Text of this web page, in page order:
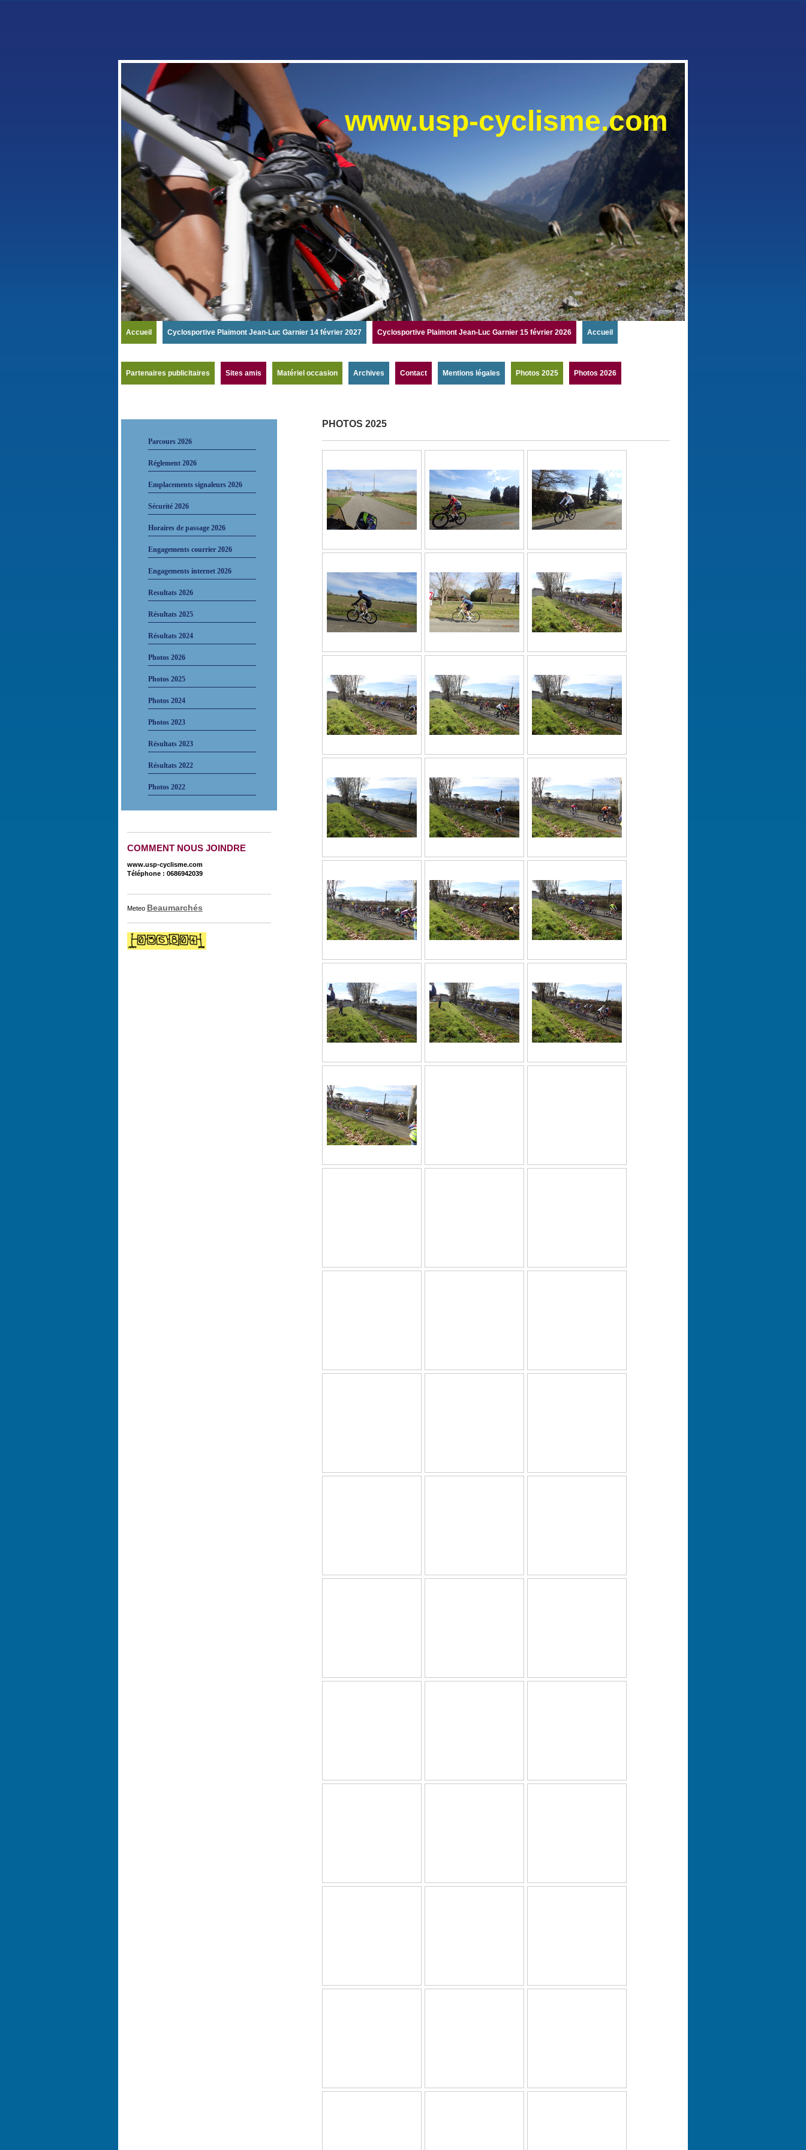
www.usp-cyclisme.com
Accueil Cyclosportive Plaimont Jean-Luc Garnier 14 février 2027 Cyclosportive Plaimont Jean-Luc Garnier 15 février 2026 Accueil
Partenaires publicitaires Sites amis Matériel occasion Archives Contact Mentions légales Photos 2025 Photos 2026
Parcours 2026
Réglement 2026
Emplacements signaleurs 2026
Sécurité 2026
Horaires de passage 2026
Engagements courrier 2026
Engagements internet 2026
Resultats 2026
Résultats 2025
Résultats 2024
Photos 2026
Photos 2025
Photos 2024
Photos 2023
Résultats 2023
Résultats 2022
Photos 2022
COMMENT NOUS JOINDRE
www.usp-cyclisme.com
Téléphone : 0686942039
Meteo Beaumarchés
PHOTOS 2025